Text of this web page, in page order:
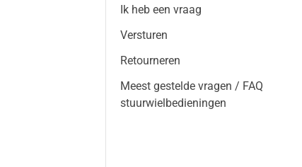
Ik heb een vraag
Versturen
Retourneren
Meest gestelde vragen / FAQ
stuurwielbedieningen